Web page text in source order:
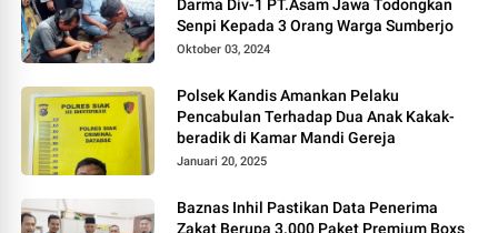
Darma Div-1 PT.Asam Jawa Todongkan
Senpi Kepada 3 Orang Warga Sumberjo
Oktober 03, 2024
Polsek Kandis Amankan Pelaku
Pencabulan Terhadap Dua Anak Kakak-
beradik di Kamar Mandi Gereja
Januari 20, 2025
Baznas Inhil Pastikan Data Penerima
Zakat Berupa 3.000 Paket Premium Boxs